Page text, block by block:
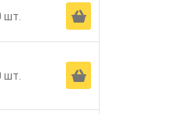
шт. Ä
шт. Ä